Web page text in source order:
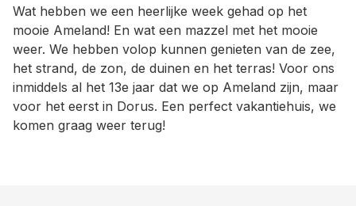
Wat hebben we een heerlijke week gehad op het
mooie Ameland! En wat een mazzel met het mooie
weer. We hebben volop kunnen genieten van de zee,
het strand, de zon, de duinen en het terras! Voor ons
inmiddels al het 13e jaar dat we op Ameland zijn, maar
voor het eerst in Dorus. Een perfect vakantiehuis, we
komen graag weer terug!